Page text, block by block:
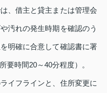
、借主と貸主または管理会
汚れの発生時期を確認のう
明確に合意して確認書に署
要時間20～40分程度）。
イフラインと、住所変更に